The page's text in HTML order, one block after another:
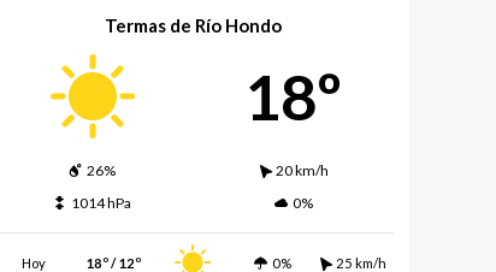
Termas de Río Hondo
18º
26%
20 km/h
1014 hPa
0%
Hoy 18º / 12º 0% 25 km/h